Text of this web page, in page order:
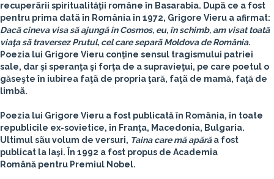
recuperãrii spiritualităţii române în Basarabia. Dupã ce a fost
pentru prima datã în România în 1972, Grigore Vieru a afirmat:
Dacã cineva visa sã ajungă în Cosmos, eu, în schimb, am visat toatã
viaţa sã traversez Prutul, cel care separã Moldova de România.
Poezia lui Grigore Vieru conţine sensul tragismului patriei
sale, dar şi speranţa şi forţa de a supravieţui, pe care poetul o
găseşte în iubirea faţã de propria ţară, faţã de mamă, faţă de
limbã.
Poezia lui Grigore Vieru a fost publicată în România, în toate
republicile ex-sovietice, în Franţa, Macedonia, Bulgaria.
Ultimul sãu volum de versuri, Taina care mă apărăa fost
publicat la Iaşi. În 1992 a fost propus de Academia
Română pentru Premiul Nobel.